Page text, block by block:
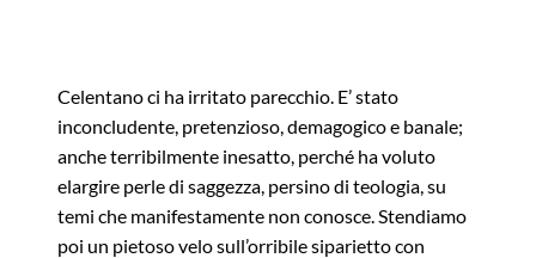
Celentano ci ha irritato parecchio. E’ stato
inconcludente, pretenzioso, demagogico e banale;
anche terribilmente inesatto, perché ha voluto
elargire perle di saggezza, persino di teologia, su
temi che manifestamente non conosce. Stendiamo
poi un pietoso velo sull’orribile siparietto con